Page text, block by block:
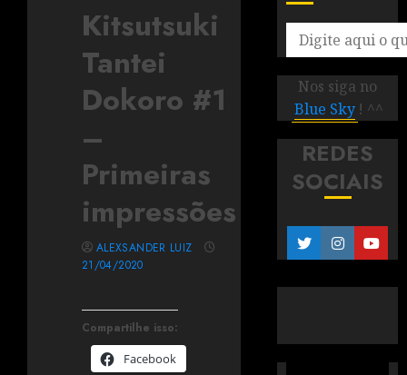
Kitsutsuki
Tantei
Dokoro #1
–
Primeiras
impressões
Compartilhe isso:
Facebook
ALEXSANDER LUIZ
21/04/2020
Nos siga no
Blue Sky ! ^^
REDES
SOCIAIS